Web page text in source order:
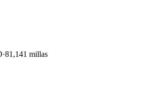
81,141 millas